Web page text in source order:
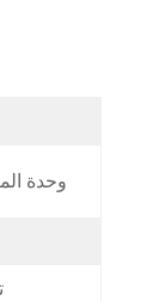
وحدة